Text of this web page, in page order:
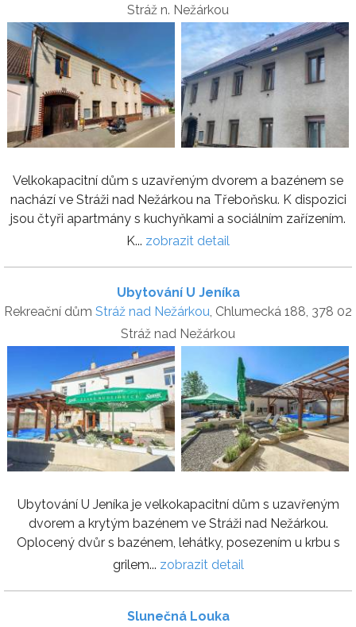
Stráž n. Nežárkou
Velkokapacitní dům s uzavřeným dvorem a bazénem se
nachází ve Stráži nad Nežárkou na Třeboňsku. K dispozici
jsou čtyři apartmány s kuchyňkami a sociálním zařízením.
K... zobrazit detail
Ubytování U Jeníka
Rekreační dům Stráž nad Nežárkou, Chlumecká 188, 378 02
Stráž nad Nežárkou
Ubytování U Jeníka je velkokapacitní dům s uzavřeným
dvorem a krytým bazénem ve Stráži nad Nežárkou.
Oplocený dvůr s bazénem, lehátky, posezením u krbu s
grilem... zobrazit detail
Slunečná Louka